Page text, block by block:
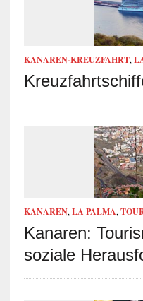
KANAREN-KREUZFAHRT,
KANAREN,LA PALMA,
Kanaren:
soziale